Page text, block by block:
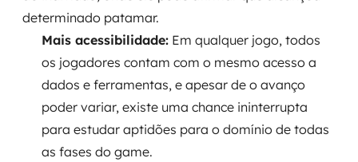
Segurança de aplicações e Cloud
determinado patamar.
Mais acessibilidade: Em qualquer jogo, todos
os jogadores contam com o mesmo acesso a
dados e ferramentas, e apesar de o avanço
poder variar, existe uma chance ininterrupta
para estudar aptidões para o domínio de todas
as fases do game.